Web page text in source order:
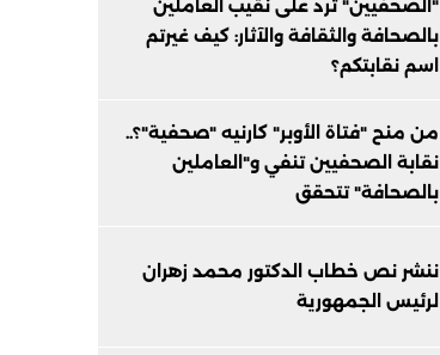
"الصحفيين" ترد على نقيب العاملين
بالصحافة والثقافة والآثار: كيف غيرتم
اسم نقابتكم؟
من منح "فتاة الأوبر" كارنيه "صحفية"؟..
نقابة الصحفيين تنفي و"العاملين
بالصحافة" تتحقق
ننشر نص خطاب الدكتور محمد زهران
لرئيس الجمهورية